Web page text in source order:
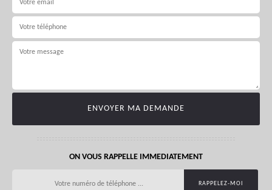
ON VOUS RAPPELLE IMMEDIATEMENT